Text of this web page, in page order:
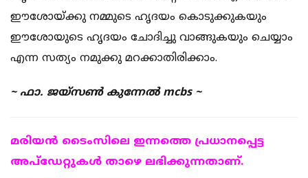
ഈശോയ്ക്കു നമ്മുടെ ഹൃദയം കൊടുക്കുകയും
ഈശോയുടെ ഹൃദയം ചോദിച്ചു വാങ്ങുകയും ചെയ്യാം
എന്ന സത്യം നമുക്കു മറക്കാതിരിക്കാം.
~ ഫാ. ജയ്‌സണ്‍ കുന്നേല്‍ mcbs ~
മരിയന്‍ ടൈംസിലെ ഇന്നത്തെ പ്രധാനപ്പെട്ട
അപ്ഡേറ്റുകള്‍ താഴെ ലഭിക്കുന്നതാണ്.